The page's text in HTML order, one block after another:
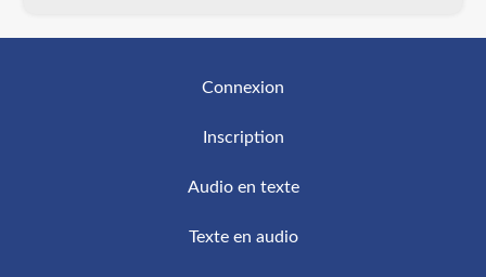
Connexion
Inscription
Audio en texte
Texte en audio